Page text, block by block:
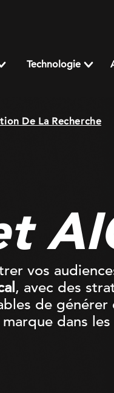
Technologie
De La Recherche
vos
, avec des
de
dans